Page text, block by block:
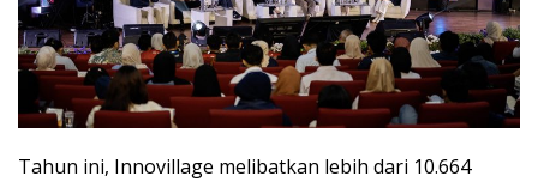
Tahun ini, Innovillage melibatkan lebih dari 10.664